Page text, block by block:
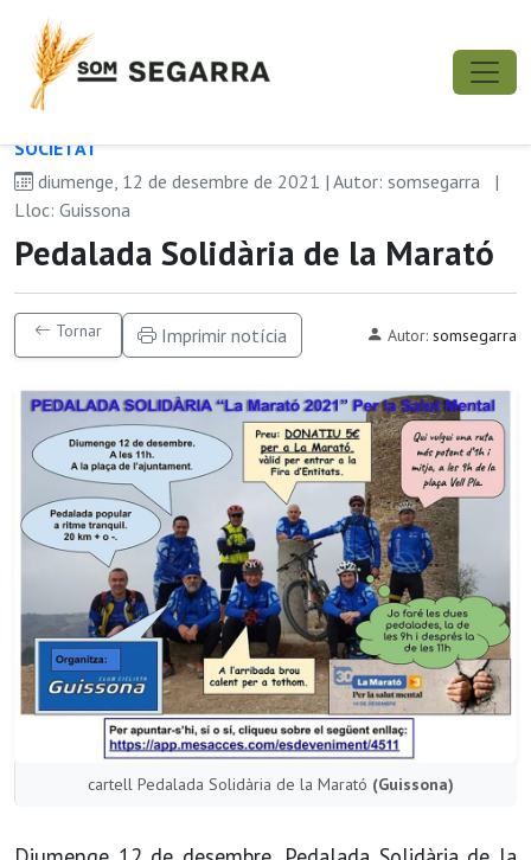
SOCIETAT
diumenge, 12 de desembre de 2021 | Autor: somsegarra
|
Lloc: Guissona
Pedalada Solidària de la Marató
Tornar Imprimir notícia Autor: somsegarra
cartell Pedalada Solidària de la Marató (Guissona)